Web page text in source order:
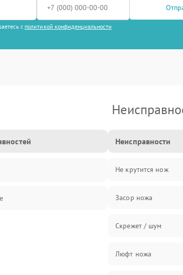
с политикой конфиденциальности
Неисправности
Не крутится нож
Засор ножа
Скрежет / шум
Люфт ножа